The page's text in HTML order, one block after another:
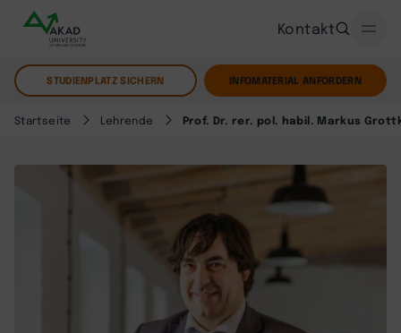
Kontakt
STUDIENPLATZ SICHERN INFOMATERIAL ANFORDERN
Startseite Lehrende Prof. Dr. rer. pol. habil. Markus